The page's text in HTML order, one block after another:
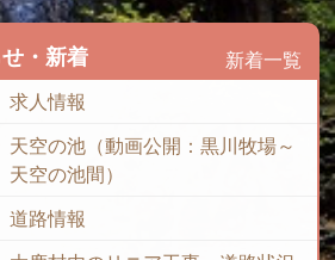
・新着
新着一覧
求人情報
天空の池（動画公開：黒川牧場～
天空の池間）
道路情報